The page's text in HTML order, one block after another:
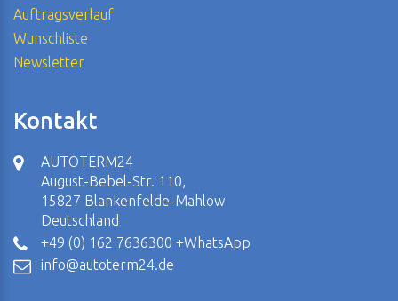
Auftragsverlauf
Wunschliste
Newsletter
Kontakt
AUTOTERM24
August-Bebel-Str. 110,
15827 Blankenfelde-Mahlow
Deutschland
+49 (0) 162 7636300 +WhatsApp
info@autoterm24.de